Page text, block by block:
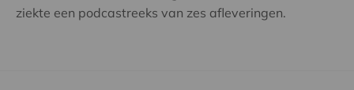
ziekte een podcastreeks van zes afleveringen.